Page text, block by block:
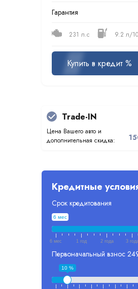
Гарантия
231 л.с 9.2 л/
Купить в кредит %
Trade-IN
Цена Вашего авто и
дополнительная скидка:
Кредитные
Срок кредитования
6 мес
6 мес 1 год 2 года 3
Первоначальный взнос
10 %